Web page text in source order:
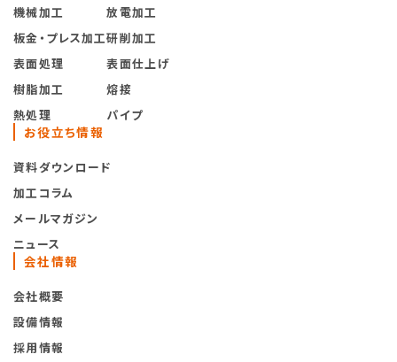
機械加工
板金・プレス加工
表面処理
樹脂加工
熱処理
放電加工
研削加工
表面仕上げ
熔接
パイプ
お役立ち情報
資料ダウンロード
加工コラム
メールマガジン
ニュース
会社情報
会社概要
設備情報
採用情報